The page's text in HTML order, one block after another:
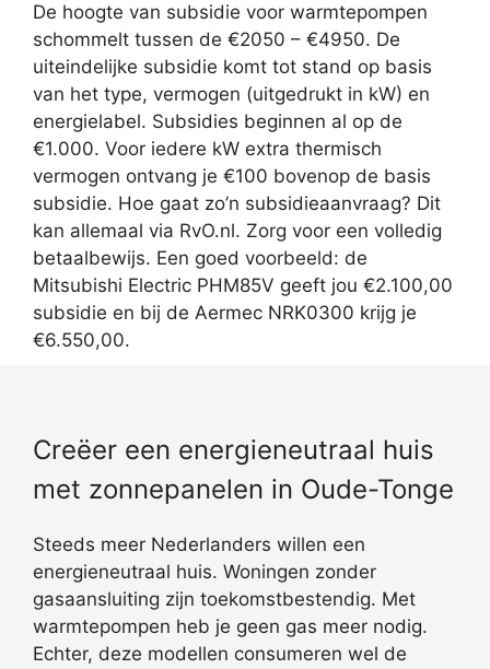
De hoogte van subsidie voor warmtepompen
schommelt tussen de €2050 – €4950. De
uiteindelijke subsidie komt tot stand op basis
van het type, vermogen (uitgedrukt in kW) en
energielabel. Subsidies beginnen al op de
€1.000. Voor iedere kW extra thermisch
vermogen ontvang je €100 bovenop de basis
subsidie. Hoe gaat zo’n subsidieaanvraag? Dit
kan allemaal via RvO.nl. Zorg voor een volledig
betaalbewijs. Een goed voorbeeld: de
Mitsubishi Electric PHM85V geeft jou €2.100,00
subsidie en bij de Aermec NRK0300 krijg je
€6.550,00.
Creëer een energieneutraal huis
met zonnepanelen in Oude-Tonge
Steeds meer Nederlanders willen een
energieneutraal huis. Woningen zonder
gasaansluiting zijn toekomstbestendig. Met
warmtepompen heb je geen gas meer nodig.
Echter, deze modellen consumeren wel de